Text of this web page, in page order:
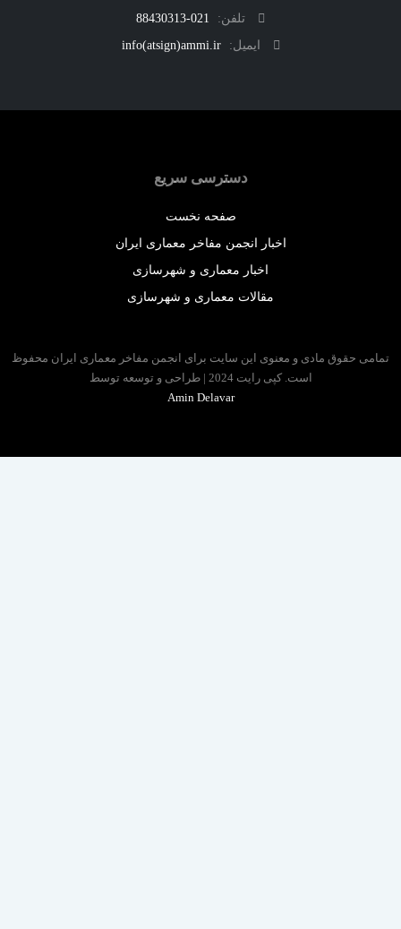
تلفن:
021-88430313
ایمیل:
info(atsign)ammi.ir
دسترسی سریع
صفحه نخست
اخبار انجمن مفاخر معماری ایران
اخبار معماری و شهرسازی
مقالات معماری و شهرسازی
حقوق مادی و معنوی این سایت برای انجمن مفاخر معماری ایران محفوظ
است. کپی رایت 2024 | طراحی و توسعه توسط
Amin Delavar